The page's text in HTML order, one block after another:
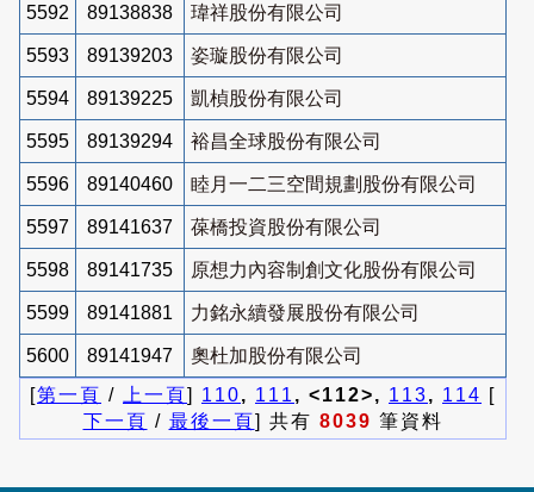
5592 89138838 瑋祥股份有限公司
5593 89139203 姿璇股份有限公司
5594 89139225 凱楨股份有限公司
5595 89139294 裕昌全球股份有限公司
5596 89140460 睦月一二三空間規劃股份有限公司
5597 89141637 葆橋投資股份有限公司
5598 89141735 原想力內容制創文化股份有限公司
5599 89141881 力銘永續發展股份有限公司
5600 89141947
奧杜加股份有限公司
[第一頁 / 上一頁] 110, 111 , <112>, 113, 114 [
下一頁 / 最後一頁] 共有 8039 筆資料